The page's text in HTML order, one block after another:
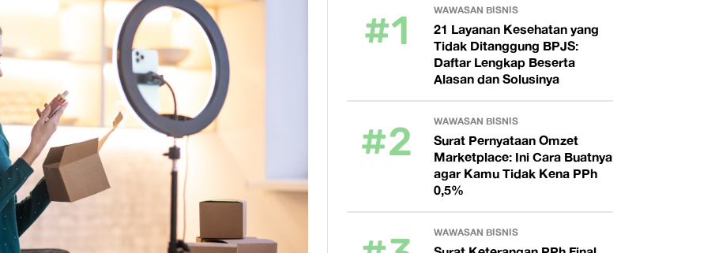
#1 WAWASAN BISNIS
21 Layanan Kesehatan yang
Tidak Ditanggung BPJS:
Daftar Lengkap Beserta
Alasan dan Solusinya
#2 WAWASAN BISNIS
Surat Pernyataan Omzet
Marketplace: Ini Cara Buatnya
agar Kamu Tidak Kena PPh
0,5%
WAWASAN BISNIS